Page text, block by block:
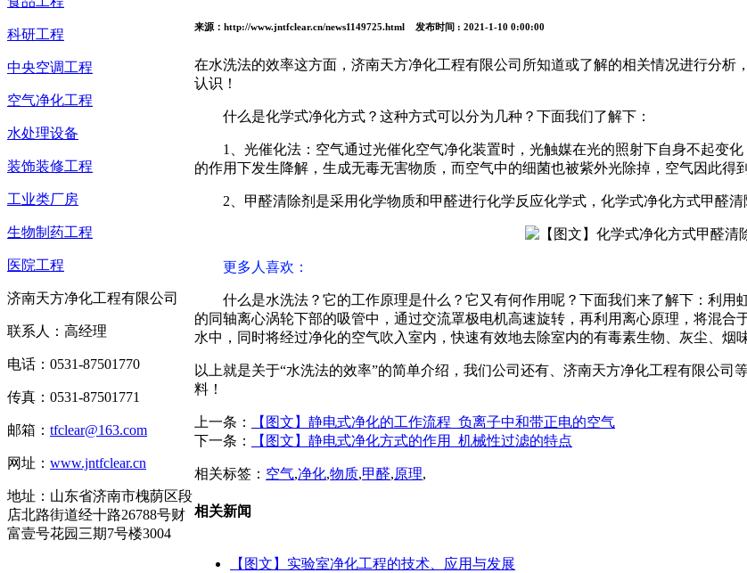
科研工程
中央空调工程
空气净化工程
水处理设备
装饰装修工程
工业类厂房
生物制药工程
医院工程
济南天方净化工程有限公司
联系人：高经理
电话：0531-87501770
传真：0531-87501771
邮箱： tfclear@163.com
网址： www.jntfclear.cn
地址：山东省济南市槐荫区段
店北路街道经十路26788号财
富壹号花园三期7号楼3004
来源：http://www.jntfclear.cn/news1149725.html 发布时间 : 2021-1-10 0:00:00
在水洗法的效率这方面，济南天方净化工程有限公司所知道或了解的相关情况进行分
认识！
什么是化学式净化方式？这种方式可以分为几种？下面我们了解下：
1、光催化法：空气通过光催化空气净化装置时，光触媒在光的照射下自身不起变
的作用下发生降解，生成无毒无害物质，而空气中的细菌也被紫外光除掉，空气因此得到
2、甲醛清除剂是采用化学物质和甲醛进行化学反应化学式，化学式净化方式甲醛
更多人喜欢：
什么是水洗法？它的工作原理是什么？它又有何作用呢？下面我们来了解下：利
的同轴离心涡轮下部的吸管中，通过交流罩极电机高速旋转，再利用离心原理，将混
水中，同时将经过净化的空气吹入室内，快速有效地去除室内的有毒素生物、灰尘、烟
以上就是关于“水洗法的效率”的简单介绍，我们公司还有、济南天方净化工程有限公
料！
上一条：
【图文】静电式净化的工作流程_负离子中和带正电的空气
下一条：
【图文】静电式净化方式的作用_机械性过滤的特点
相关标签： 空气,净化,物质,甲醛,原理,
相关新闻
【图文】实验室净化工程的技术、应用与发展